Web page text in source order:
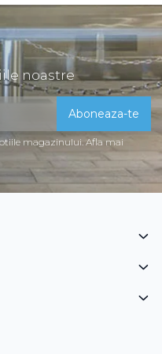
noastre
magazinului. Afla mai